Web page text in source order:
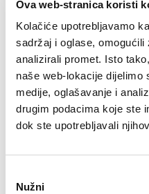
Ova web-stranica koristi
Kolačiće upotrebljavamo
sadržaj i oglase,
analizirali promet. Isto
naše web-lokacije dijelimo
medije, oglašavanje i
drugim podacima koje ste
dok ste upotrebljavali
pristanka
Nužni
PRESS
NATJEČAJI
VELEPRODAJA
KONTAKTI
MOJ PROFIL